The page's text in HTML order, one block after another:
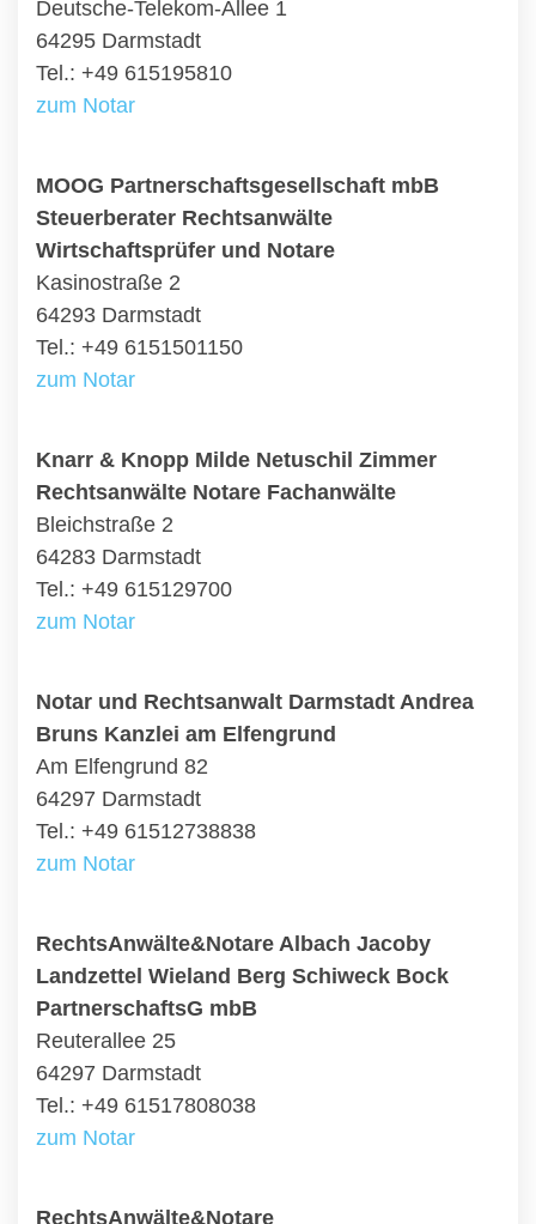
Deutsche-Telekom-Allee 1
64295 Darmstadt
Tel.: +49 615195810
zum Notar
MOOG Partnerschaftsgesellschaft mbB
Steuerberater Rechtsanwälte
Wirtschaftsprüfer und Notare
Kasinostraße 2
64293 Darmstadt
Tel.: +49 6151501150
zum Notar
Knarr & Knopp Milde Netuschil Zimmer
Rechtsanwälte Notare Fachanwälte
Bleichstraße 2
64283 Darmstadt
Tel.: +49 615129700
zum Notar
Notar und Rechtsanwalt Darmstadt Andrea
Bruns Kanzlei am Elfengrund
Am Elfengrund 82
64297 Darmstadt
Tel.: +49 61512738838
zum Notar
RechtsAnwälte&Notare Albach Jacoby
Landzettel Wieland Berg Schiweck Bock
PartnerschaftsG mbB
Reuterallee 25
64297 Darmstadt
Tel.: +49 61517808038
zum Notar
RechtsAnwälte&Notare